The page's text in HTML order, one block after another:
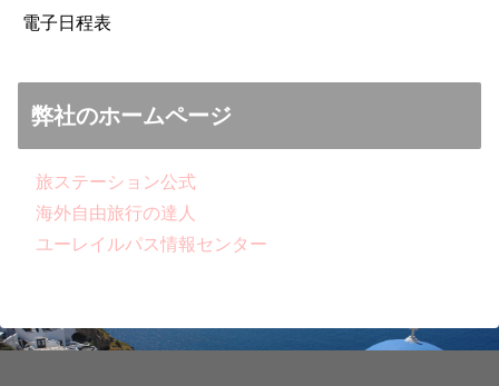
電子日程表
弊社のホームページ
旅ステーション公式
海外自由旅行の達人
ユーレイルパス情報センター